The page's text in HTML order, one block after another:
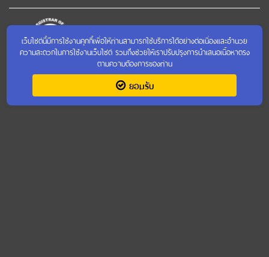
เข้าชมเว็บไซต์เก่า
เว็บไซต์นี้มีการใช้งานคุกกี้เพื่อให้ท่านสามารถใช้บริการได้อย่างต่อเนื่องและอำนวย
ความสะดวกในการใช้งานเว็บไซต์ รวมถึงช่วยให้เราปรับปรุงการนำเสนอเนื้อหาตรง
ตามความต้องการของท่าน
ยอมรับ